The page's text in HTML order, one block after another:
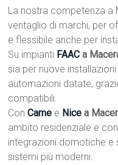
La nostra competenza a
ventaglio di marchi, per
e flessibile anche per
Su impianti FAAC a
sia per nuove
automazioni datate,
compatibili.
ConCame e Nice a
ambito residenziale e
integrazioni domotiche e
sistemi più moderni.